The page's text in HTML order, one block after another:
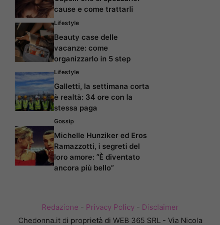
cause e come trattarli
Lifestyle
Beauty case delle
vacanze: come
organizzarlo in 5 step
Lifestyle
Galletti, la settimana corta
è realtà: 34 ore con la
stessa paga
Gossip
Michelle Hunziker ed Eros
Ramazzotti, i segreti del
loro amore: “È diventato
ancora più bello”
Redazione - Privacy Policy- Disclaimer
Chedonna.it di proprietà di WEB 365 SRL - Via Nicola